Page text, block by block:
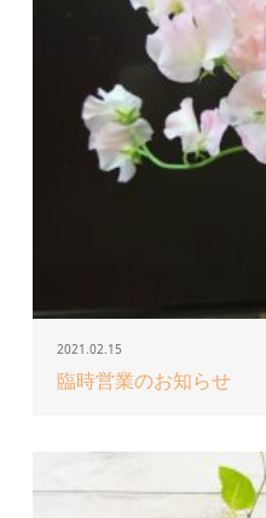
2021.02.15
臨時営業のお知らせ